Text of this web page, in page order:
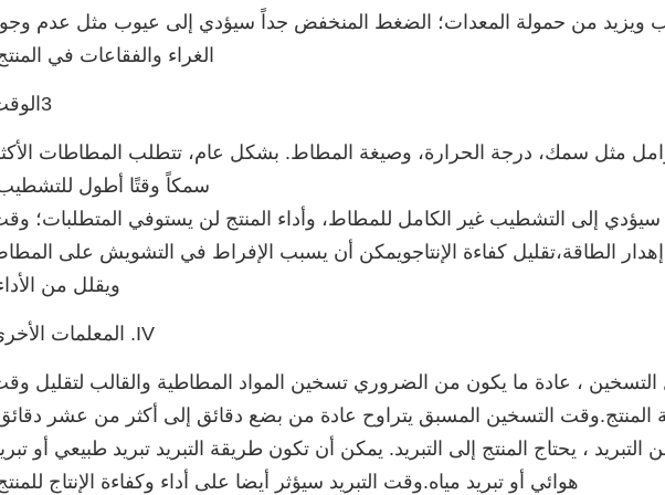
ويزيد من حمولة المعدات؛ الضغط المنخفض جداً سيؤدي إلى عيوب مثل عدم
الغراء والفقاعات في
3الوقت
مثل سمك، درجة الحرارة، وصيغة المطاط. بشكل عام، تتطلب المطاطات
سمكاً وقتًا أطول
إلى التشطيب غير الكامل للمطاط، وأداء المنتج لن يستوفي المتطلبات؛
الطاقة،تقليل كفاءة الإنتاجويمكن أن يسبب الإفراط في التشويش على
ويقلل من
IV. المعلمات الأخرى
، عادة ما يكون من الضروري تسخين المواد المطاطية والقالب لتقليل
المنتج.وقت التسخين المسبق يتراوح عادة من بضع دقائق إلى أكثر من عشر
من التبريد ، يحتاج المنتج إلى التبريد. يمكن أن تكون طريقة التبريد تبريد طبيعي أو
هوائي أو تبريد مياه.وقت التبريد سيؤثر أيضا على أداء وكفاءة الإنتاج